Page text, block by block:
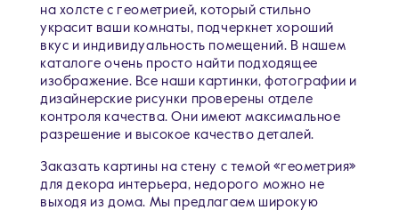
на холсте с геометрией, который стильно
украсит ваши комнаты, подчеркнет хороший
вкус и индивидуальность помещений. В нашем
каталоге очень просто найти подходящее
изображение. Все наши картинки, фотографии и
дизайнерские рисунки проверены отделе
контроля качества. Они имеют максимальное
разрешение и высокое качество деталей.
Заказать картины на стену с темой «геометрия»
для декора интерьера, недорого можно не
выходя из дома. Мы предлагаем широкую